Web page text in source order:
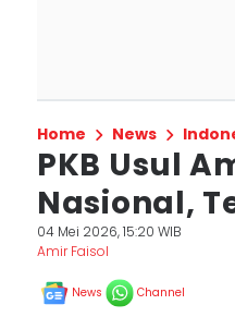
Home News
PKB Usul
Nasional,
04 Mei 2026, 15:20 WIB
Amir Faisol
News Channel